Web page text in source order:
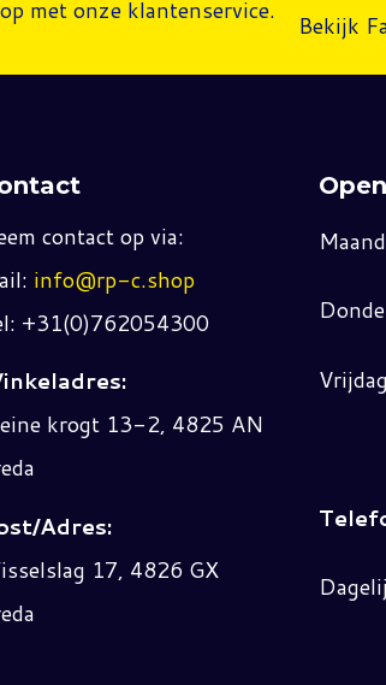
met onze klantenservice. Bekijk
contact op via:
info@rp-c.shop
+31(0)762054300
krogt 13-2, 4825 AN
Adres:
17, 4826 GX